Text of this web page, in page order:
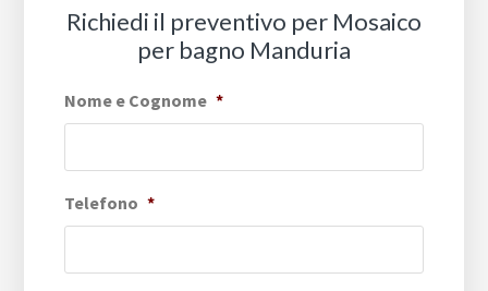
Richiedi il preventivo per Mosaico
per bagno Manduria
Nome e Cognome *
Telefono *